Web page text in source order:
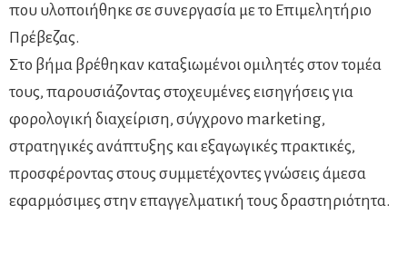
που υλοποιήθηκε σε συνεργασία με το Επιμελητήριο
Πρέβεζας.
Στο βήμα βρέθηκαν καταξιωμένοι ομιλητές στον τομέα
τους, παρουσιάζοντας στοχευμένες εισηγήσεις για
φορολογική διαχείριση, σύγχρονο marketing,
στρατηγικές ανάπτυξης και εξαγωγικές πρακτικές,
προσφέροντας στους συμμετέχοντες γνώσεις άμεσα
εφαρμόσιμες στην επαγγελματική τους δραστηριότητα.